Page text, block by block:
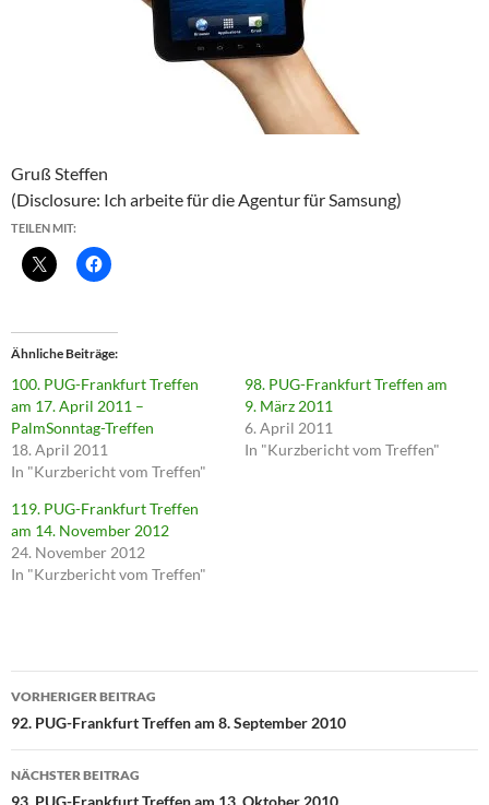
Gruß Steffen
(Disclosure: Ich arbeite für die Agentur für Samsung)
TEILEN MIT:
Ähnliche Beiträge
100. PUG-Frankfurt Treffen
am 17. April 2011 –
PalmSonntag-Treffen
18. April 2011
In "Kurzbericht vom Treffen"
98. PUG-Frankfurt Treffen am
9. März 2011
6. April 2011
In "Kurzbericht vom Treffen"
119. PUG-Frankfurt Treffen
am 14. November 2012
24. November 2012
In "Kurzbericht vom Treffen"
Beitragsnavigation
VORHERIGER BEITRAG
92. PUG-Frankfurt Treffen am 8. September 2010
NÄCHSTER BEITRAG